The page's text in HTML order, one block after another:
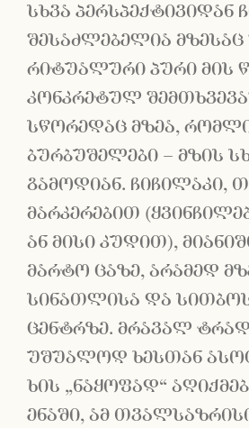
სხვა პერსპექტივიდან
შესაძლებელია
რიტუალური პური მის
კონკრეტულ
სწორედაც მზეა,
ბურბუშელები – მზის
გამოდიან. ჩიჩილაკი,
მარკერებით
ან მისი კუდით),
მარტო ცაზე, არამედ
სინათლისა და
ცენტრზე. მრავალ
უშუალოდ ხესთან
ხის „ნაყოფად“
ენაში, ამ